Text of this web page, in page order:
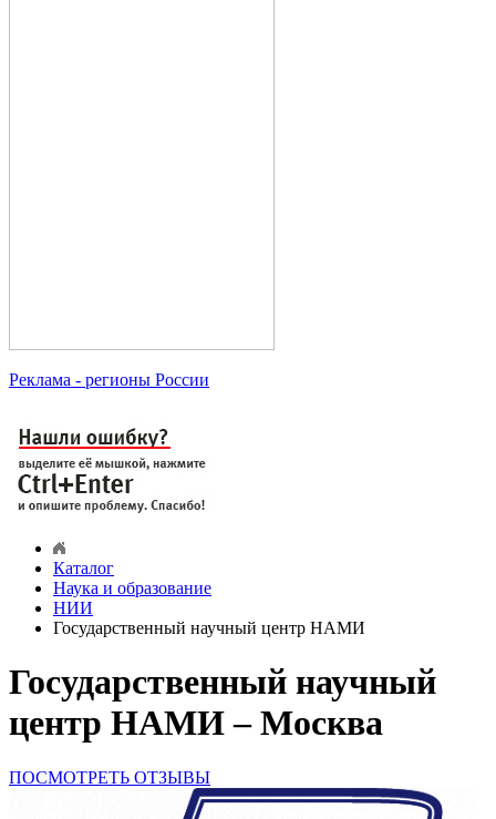
Реклама - регионы России
Каталог
Наука и образование
НИИ
Государственный научный центр НАМИ
Государственный научный
центр НАМИ – Москва
ПОСМОТРЕТЬ ОТЗЫВЫ